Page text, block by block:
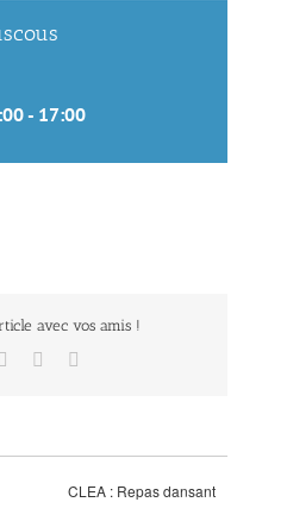
- 17:00
avec vos amis !
TwitterLinkedIn
CLEA : Repas dansant